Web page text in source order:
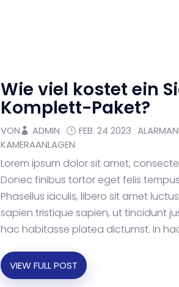
Wie viel kostet ein
Komplett-Paket?
VON ADMIN FEB. 24 2023
KAMERAANLAGEN
Lorem ipsum dolor sit amet,
Donec finibus tortor eget felis
Phasellus iaculis, libero sit amet
sapien tristique sapien, ut tincidunt
hac habitasse platea dictumst. In
VIEW FULL POST